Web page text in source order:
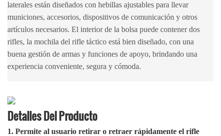
laterales están diseñados con hebillas ajustables para llevar
municiones, accesorios, dispositivos de comunicación y otros
artículos necesarios. El interior de la bolsa puede contener dos
rifles, la mochila del rifle táctico está bien diseñado, con una
buena gestión de armas y funciones de apoyo, brindando una
experiencia conveniente, segura y cómoda.
Detalles Del Producto
1. Permite al usuario retirar o retraer rápidamente el rifle